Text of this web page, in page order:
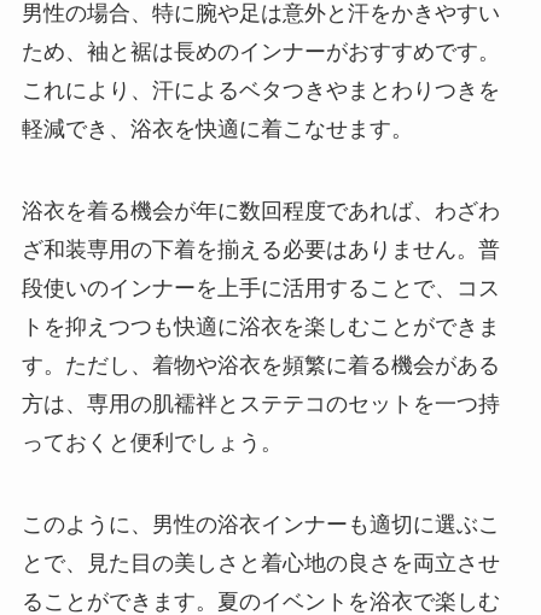
男性の場合、特に腕や足は意外と汗をかきやすい
ため、袖と裾は長めのインナーがおすすめです。
これにより、汗によるベタつきやまとわりつきを
軽減でき、浴衣を快適に着こなせます。
浴衣を着る機会が年に数回程度であれば、わざわ
ざ和装専用の下着を揃える必要はありません。普
段使いのインナーを上手に活用することで、コス
トを抑えつつも快適に浴衣を楽しむことができま
す。ただし、着物や浴衣を頻繁に着る機会がある
方は、専用の肌襦袢とステテコのセットを一つ持
っておくと便利でしょう。
このように、男性の浴衣インナーも適切に選ぶこ
とで、見た目の美しさと着心地の良さを両立させ
ることができます。夏のイベントを浴衣で楽しむ